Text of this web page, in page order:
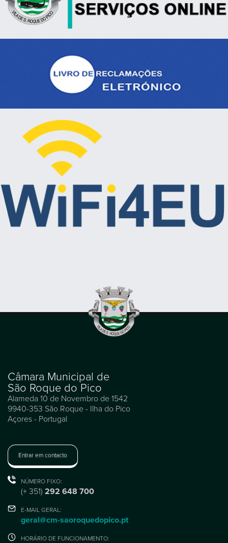
Câmara Municipal de
São Roque do Pico
Alameda 10 de Novembro de 1542
9940-353 São Roque - Ilha do Pico
Açores - Portugal
Entrar em contacto
NÚMERO FIXO:
(+ 351) 292 648 700
E-MAIL GERAL:
geral@cm-saoroquedopico.pt
HORÁRIO DE FUNCIONAMENTO: